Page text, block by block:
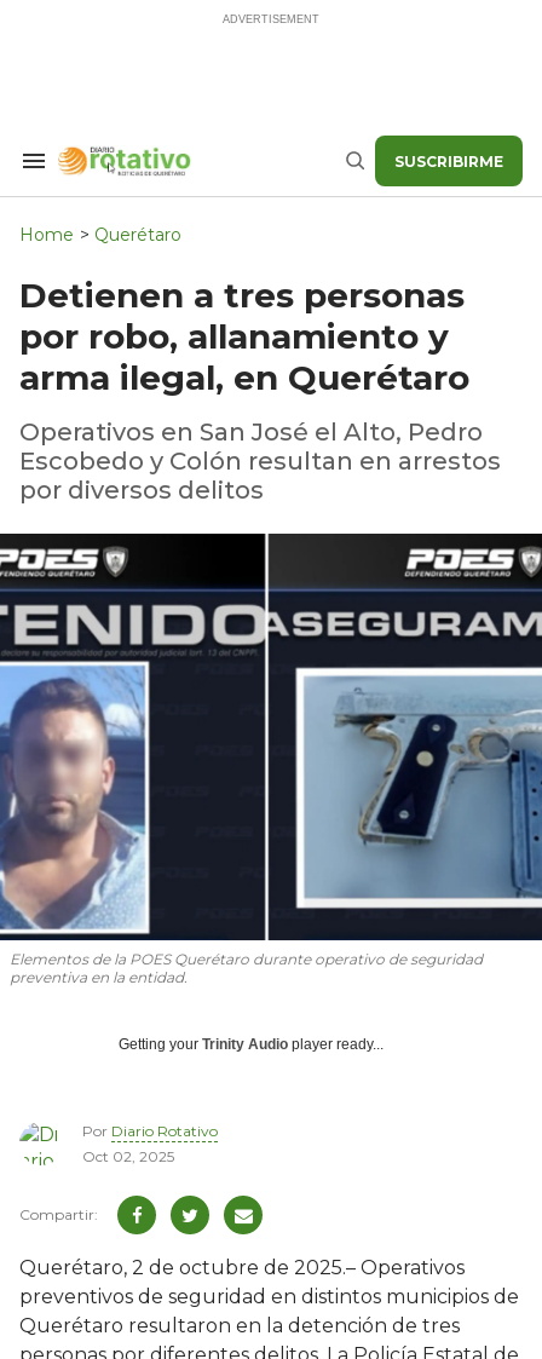
Search
Navigation
Buscar SUSCRIBIRME
Home > Querétaro
Detienen a tres personas
por robo, allanamiento y
arma ilegal, en Querétaro
Operativos en San José el Alto, Pedro
Escobedo y Colón resultan en arrestos
por diversos delitos
Elementos de la POES Querétaro durante operativo de seguridad
preventiva en la entidad.
Getting your Trinity Audio player ready...
Por Diario Rotativo
Oct 02, 2025
Querétaro, 2 de octubre de 2025.– Operativos
preventivos de seguridad en distintos municipios de
Querétaro resultaron en la detención de tres